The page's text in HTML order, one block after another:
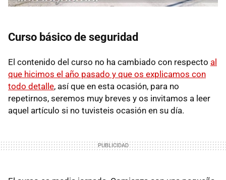
Curso básico de seguridad
El contenido del curso no ha cambiado con respecto al
que hicimos el año pasado y que os explicamos con
todo detalle, así que en esta ocasión, para no
repetirnos, seremos muy breves y os invitamos a leer
aquel artículo si no tuvisteis ocasión en su día.